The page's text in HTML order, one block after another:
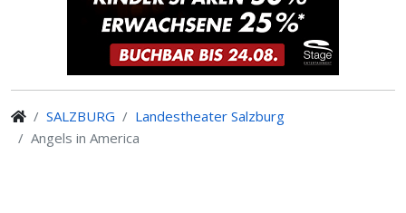
SALZBURG
Landestheater Salzburg
Angels in America